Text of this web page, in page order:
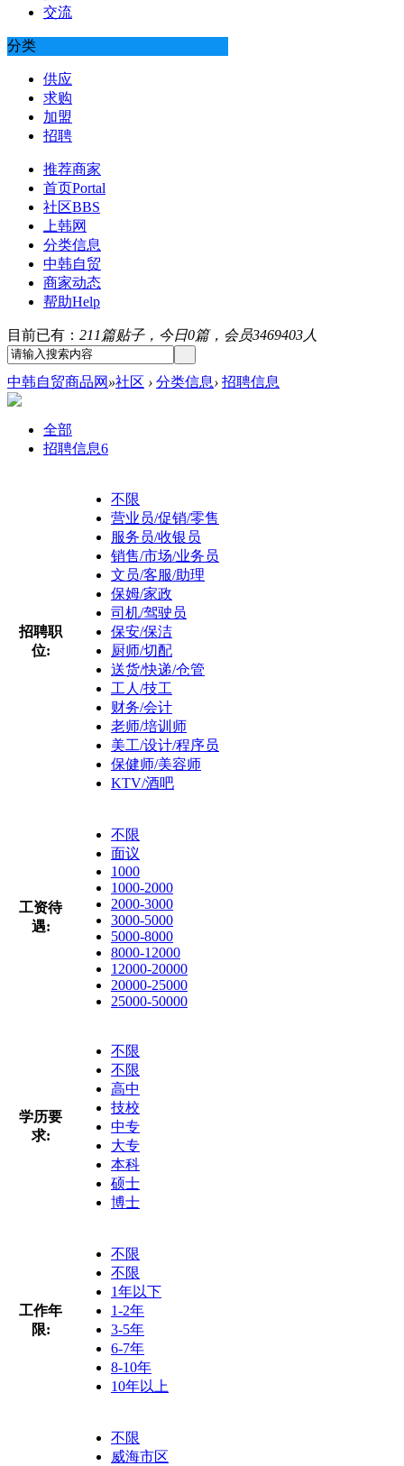
交流
分类
供应
求购
加盟
招聘
推荐商家
首页Portal
社区BBS
上韩网
分类信息
中韩自贸
商家动态
帮助Help
目前已有： 211篇贴子，今日0篇，会员3469403人
中韩自贸商品网 »社区 › 分类信息› 招聘信息
全部
招聘信息6
招聘职
位:
不限
营业员/促销/零售
服务员/收银员
销售/市场/业务员
文员/客服/助理
保姆/家政
司机/驾驶员
保安/保洁
厨师/切配
送货/快递/仓管
工人/技工
财务/会计
老师/培训师
美工/设计/程序员
保健师/美容师
KTV/酒吧
工资待
遇:
不限
面议
1000
1000-2000
2000-3000
3000-5000
5000-8000
8000-12000
12000-20000
20000-25000
25000-50000
学历要
求:
不限
不限
高中
技校
中专
大专
本科
硕士
博士
工作年
限:
不限
不限
1年以下
1-2年
3-5年
6-7年
8-10年
10年以上
不限
威海市区